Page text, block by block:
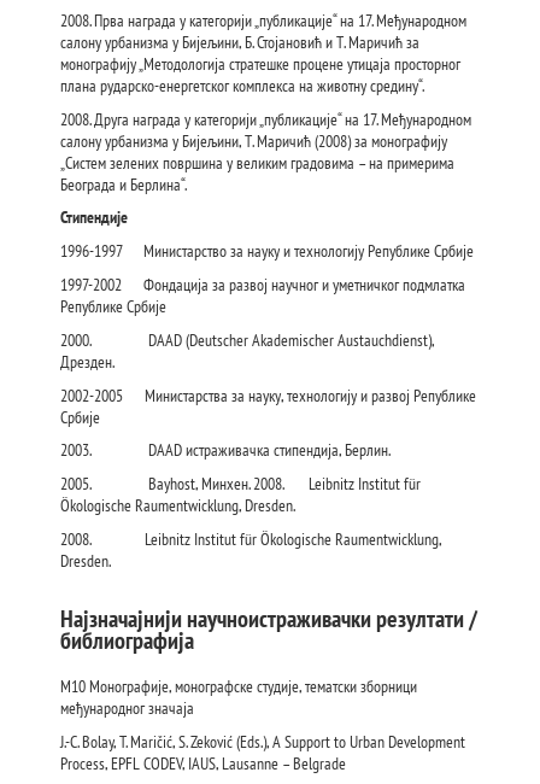
2008. Прва награда у категорији „публикације“ на 17. Међународном
салону урбанизма у Бијељини, Б. Стојановић и Т. Маричић за
монографију „Методологија стратешке процене утицаја просторног
плана рударско-енергетског комплекса на животну средину“.
2008. Друга награда у категорији „публикације“ на 17. Међународном
салону урбанизма у Бијељини, Т. Маричић (2008) за монографију
„Систем зелених површина у великим градовима – на примерима
Београда и Берлина“.
Стипендије
1996-1997 Министарствo за науку и технологију Републике Србије
1997-2002 Фондацијa за развој научног и уметничког подмлатка
Републике Србије
2000. DAAD (Deutscher Akademischer Austauchdienst),
Дрезден.
2002-2005 Министарствa за науку, технологију и развој Републике
Србије
2003. DAAD истраживачка стипендија, Берлин.
2005. Bayhost, Минхен. 2008. Leibnitz Institut für
Ökologische Raumentwicklung, Dresden.
2008. Leibnitz Institut für Ökologische Raumentwicklung,
Dresden.
Најзначајнији научноистраживачки резултати /
библиографија
М10 Монографије, монографске студије, тематски зборници
међународног значаја
J.-C. Bolay, T. Maričić, S. Zeković (Eds.), A Support to Urban Development
Process, EPFL CODEV, IAUS, Lausanne – Belgrade